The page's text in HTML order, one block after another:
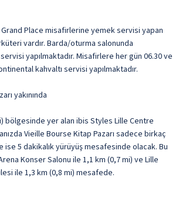
Place misafirlerine yemek servisi yapan
vardır. Barda/oturma salonunda
yapılmaktadır. Misafirlere her gün 06.30 ve
kahvaltı servisi yapılmaktadır.
yakınında
bölgesinde yer alan ibis Styles Lille Centre
Vieille Bourse Kitap Pazarı sadece birkaç
ise 5 dakikalık yürüyüş mesafesinde olacak. Bu
Konser Salonu ile 1,1 km (0,7 mi) ve Lille
ile 1,3 km (0,8 mi) mesafede.